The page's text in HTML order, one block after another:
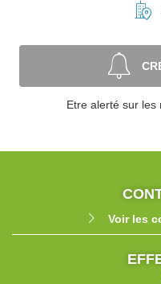
Etre alerté sur les
Voir les